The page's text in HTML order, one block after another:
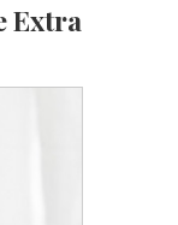
Extra